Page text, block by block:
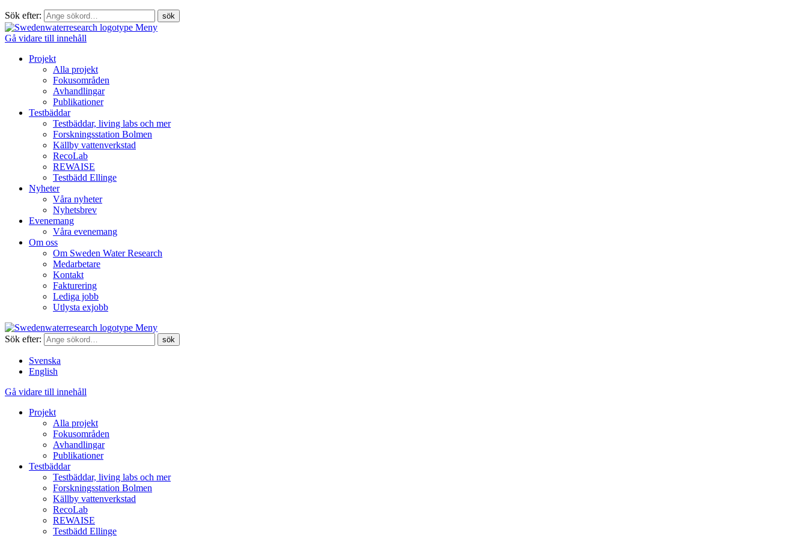
Sök efter:
Meny
Gå vidare till innehåll
Projekt
Alla projekt
Fokusområden
Avhandlingar
Publikationer
Testbäddar
Testbäddar, living labs och mer
Forskningsstation Bolmen
Källby vattenverkstad
RecoLab
REWAISE
Testbädd Ellinge
Nyheter
Våra nyheter
Nyhetsbrev
Evenemang
Våra evenemang
Om oss
Om Sweden Water Research
Medarbetare
Kontakt
Fakturering
Lediga jobb
Utlysta exjobb
Meny
Sök efter:
Svenska
English
Gå vidare till innehåll
Projekt
Alla projekt
Fokusområden
Avhandlingar
Publikationer
Testbäddar
Testbäddar, living labs och mer
Forskningsstation Bolmen
Källby vattenverkstad
RecoLab
REWAISE
Testbädd Ellinge